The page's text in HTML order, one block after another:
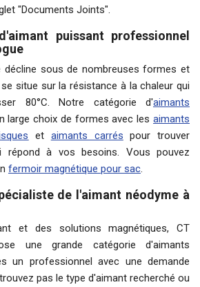
"Documents Joints".
puissant professionnel
décline sous de nombreuses formes et
situe sur la résistance à la chaleur qui
80°C. Notre catégorie d'aimants
large choix de formes avec les aimants
et aimants carrés pour trouver
répond à vos besoins. Vous pouvez
fermoir magnétique pour sac.
de l'aimant néodyme à
et des solutions magnétiques, CT
une grande catégorie d'aimants
un professionnel avec une demande
pas le type d'aimant recherché ou